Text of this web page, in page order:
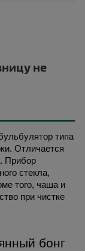
не
типа
Отличается
Прибор
стекла,
того, чаша и
при чистке
бонг